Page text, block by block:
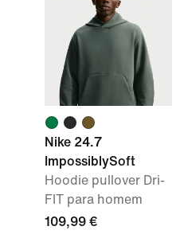
Nike 24.7
ImpossiblySoft
Hoodie pullover Dri-
FIT para homem
109,99 €